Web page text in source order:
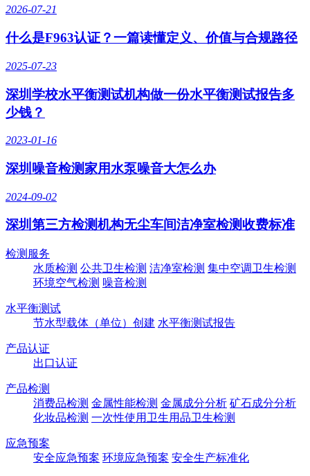
2026-07-21
什么是F963认证？一篇读懂定义、价值与合规路径
2025-07-23
深圳学校水平衡测试机构做一份水平衡测试报告多
少钱？
2023-01-16
深圳噪音检测家用水泵噪音大怎么办
2024-09-02
深圳第三方检测机构无尘车间洁净室检测收费标准
检测服务
水质检测 公共卫生检测 洁净室检测 集中空调卫生检测
环境空气检测 噪音检测
水平衡测试
节水型载体（单位）创建 水平衡测试报告
产品认证
出口认证
产品检测
消费品检测 金属性能检测 金属成分分析 矿石成分分析
化妆品检测 一次性使用卫生用品卫生检测
应急预案
安全应急预案 环境应急预案 安全生产标准化